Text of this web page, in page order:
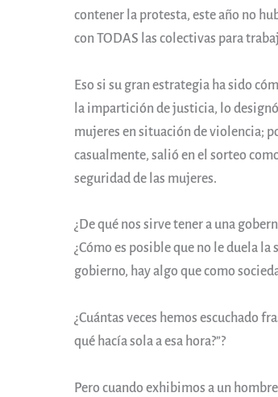
contener la protesta, este año no
con TODAS las colectivas para
Eso si su gran estrategia ha sido
la impartición de justicia, lo
mujeres en situación de violencia;
casualmente, salió en el sorteo
seguridad de las mujeres.
¿De qué nos sirve tener a una
¿Cómo es posible que no le duela
gobierno, hay algo que como
¿Cuántas veces hemos escuchado
qué hacía sola a esa hora?”?
Pero cuando exhibimos a un